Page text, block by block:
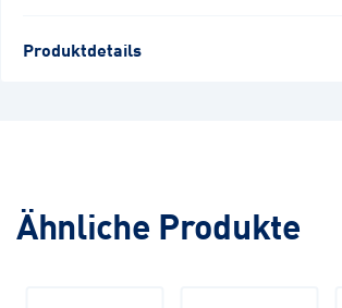
Produktdetails
Ähnliche Produkte